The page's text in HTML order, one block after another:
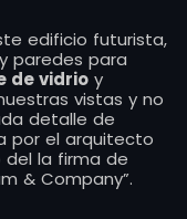
edificio futurista,
paredes para
de vidrio y
vistas y no
detalle de
por el arquitecto
la firma de
& Company”.